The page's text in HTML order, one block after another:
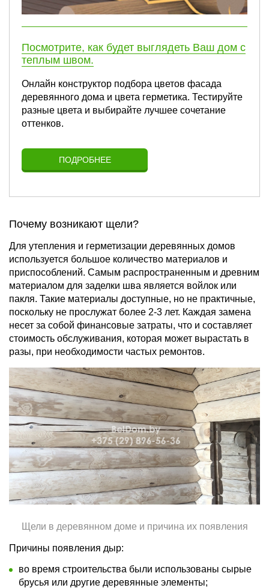
Посмотрите, как будет выглядеть Ваш дом с
теплым швом.
Онлайн конструктор подбора цветов фасада
деревянного дома и цвета герметика. Тестируйте
разные цвета и выбирайте лучшее сочетание
оттенков.
ПОДРОБНЕЕ
Почему возникают щели?
Для утепления и герметизации деревянных домов
используется большое количество материалов и
приспособлений. Самым распространенным и древним
материалом для заделки шва является войлок или
пакля. Такие материалы доступные, но не практичные,
поскольку не прослужат более 2-3 лет. Каждая замена
несет за собой финансовые затраты, что и составляет
стоимость обслуживания, которая может вырастать в
разы, при необходимости частых ремонтов.
Щели в деревянном доме и причина их появления
Причины появления дыр:
во время строительства были использованы сырые
брусья или другие деревянные элементы;